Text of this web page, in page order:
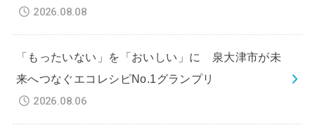
2026.08.08
「もったいない」を「おいしい」に 泉大津市が未
来へつなぐエコレシピNo.1グランプリ
2026.08.06